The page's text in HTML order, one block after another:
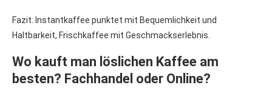
Fazit: Instantkaffee punktet mit Bequemlichkeit und
Haltbarkeit, Frischkaffee mit Geschmackserlebnis.
Wo kauft man löslichen Kaffee am
besten? Fachhandel oder Online?